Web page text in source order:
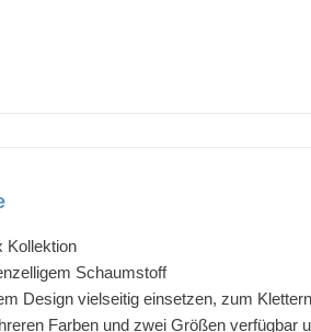
Kollektion
Schaumstoff
Design vielseitig einsetzen, zum
Farben und zwei Größen verfügbar